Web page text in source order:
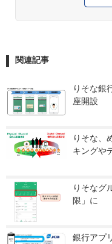
関連記事
りそな銀
座開設
りそな、
キングや
りそなグ
限」に
銀行アプ